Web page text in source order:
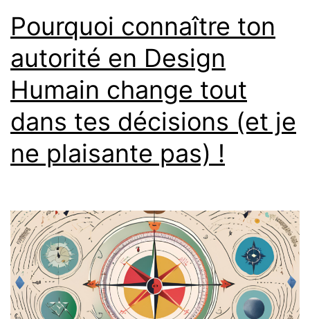
Pourquoi connaître ton
autorité en Design
Humain change tout
dans tes décisions (et je
ne plaisante pas) !